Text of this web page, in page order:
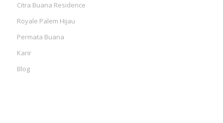
Citra Buana Residence
Royale Palem Hijau
Permata Buana
Karir
Blog